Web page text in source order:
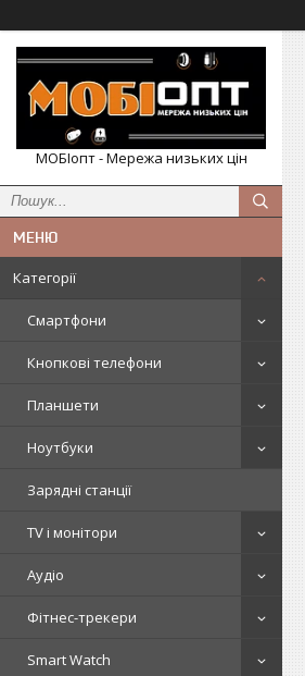
МОБІопт - Мережа низьких цін
Категорії
Смартфони
Кнопкові телефони
Планшети
Ноутбуки
Зарядні станції
TV і монітори
Аудіо
Фітнес-трекери
Smart Watch